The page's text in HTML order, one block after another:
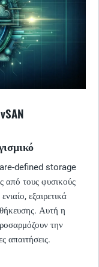
defined storage
από τους φυσικούς
εξαιρετικά
Αυτή η
την
απαιτήσεις.